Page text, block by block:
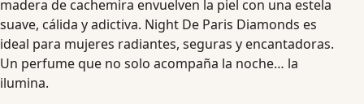
madera de cachemira envuelven la piel con una estela
suave, cálida y adictiva. Night De Paris Diamonds es
ideal para mujeres radiantes, seguras y encantadoras.
Un perfume que no solo acompaña la noche… la
ilumina.